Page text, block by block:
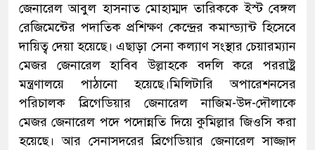
জেনারেল আবুল হাসনাত মোহাম্মদ তারিককে ইস্ট বেঙ্গল
রেজিমেন্টের পদাতিক প্রশিক্ষণ কেন্দ্রের কমান্ড্যান্ট হিসেবে
দায়িত্ব দেয়া হয়েছে। এছাড়া সেনা কল্যাণ সংস্থার চেয়ারম্যান
মেজর জেনারেল হাবিব উল্লাহকে বদলি করে পররাষ্ট্র
মন্ত্রণালয়ে পাঠানো হয়েছে।মিলিটারি অপারেশনসের
পরিচালক ব্রিগেডিয়ার জেনারেল নাজিম-উদ-দৌলাকে
মেজর জেনারেল পদে পদোন্নতি দিয়ে কুমিল্লার জিওসি করা
হয়েছে। আর সেনাসদরের ব্রিগেডিয়ার জেনারেল সাজ্জাদ